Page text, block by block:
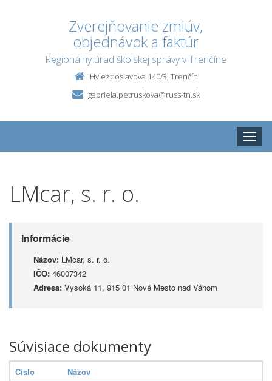
Zverejňovanie zmlúv,
objednávok a faktúr
Regionálny úrad školskej správy v Trenčíne
Hviezdoslavova 140/3, Trenčín
gabriela.petruskova@russ-tn.sk
Toggle
LMcar, s. r. o.
Informácie
Názov: LMcar, s. r. o.
IČO: 46007342
Adresa: Vysoká 11, 915 01 Nové Mesto nad Váhom
Súvisiace dokumenty
Číslo
Názov